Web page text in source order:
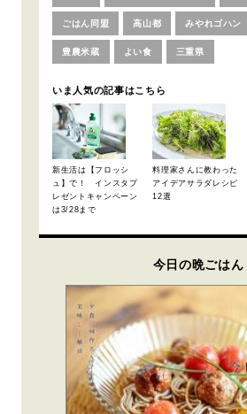
ごはん同盟 高山都 みやれゴハン
豊農米蔵 よい食 三重県
いま人気の記事はこちら
新生活は【フロッシ
ュ】で！ インスタプ
レゼントキャンペーン
は3/28まで
料理家さんに教わった
アイデアサラダレシピ
12選
今日の晩ごはん